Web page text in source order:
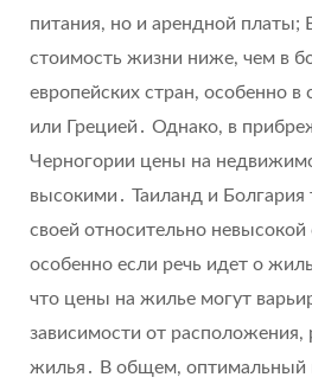
питания, но и арендной платы;
стоимость жизни ниже, чем в
европейских стран, особенно в
или Грецией․ Однако, в
Черногории цены на
высокими․ Таиланд и Болгария
своей относительно
особенно если речь идет о
что цены на жилье могут
зависимости от расположения,
жилья․ В общем, оптимальный